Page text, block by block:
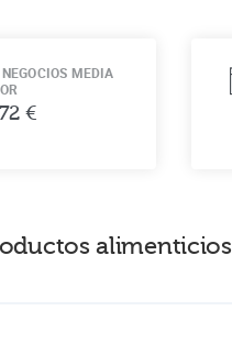
MEDIA
€
alimenticios